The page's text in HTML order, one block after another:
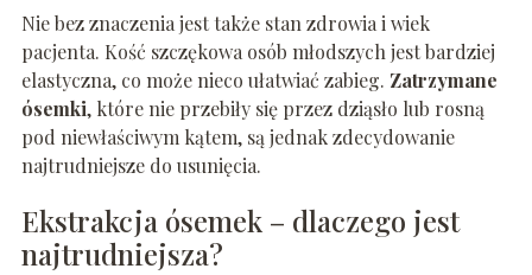
Nie bez znaczenia jest także stan zdrowia i wiek
pacjenta. Kość szczękowa osób młodszych jest bardziej
elastyczna, co może nieco ułatwiać zabieg. Zatrzymane
ósemki, które nie przebiły się przez dziąsło lub rosną
pod niewłaściwym kątem, są jednak zdecydowanie
najtrudniejsze do usunięcia.
Ekstrakcja ósemek – dlaczego jest
najtrudniejsza?